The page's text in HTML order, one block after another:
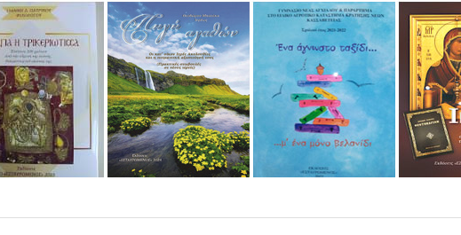
ΔΙΔΑΞΟΝ ΜΕ, ΚΥΡΙΕ
ΓΙΑ ΤΟΥΣ ΜΙΚΡΟΥΣ ΜΑΣ ΦΙΛΟΥΣ
ΡΑΔΙΟΦΩΝΙΚΕΣ ΕΚΠΟΜΠΕΣ
ΒΙΝΤΕΟ